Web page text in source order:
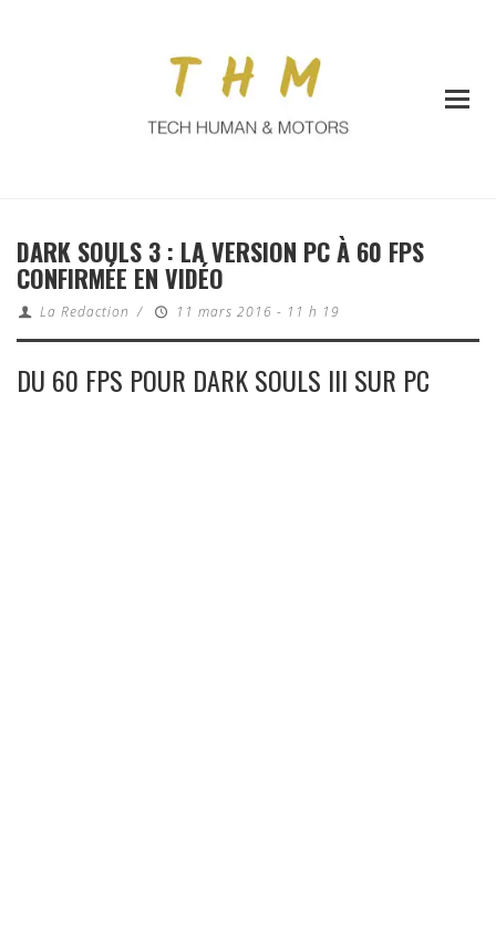
DARK SOULS 3 : LA VERSION PC À 60 FPS
CONFIRMÉE EN VIDÉO
La Redaction / 11 mars 2016 - 11 h 19
DU 60 FPS POUR DARK SOULS III SUR PC